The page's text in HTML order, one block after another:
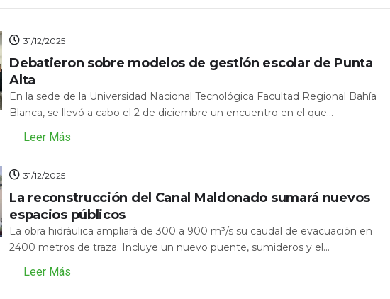
31/12/2025
Debatieron sobre modelos de gestión escolar de Punta
Alta
En la sede de la Universidad Nacional Tecnológica Facultad Regional Bahía
Blanca, se llevó a cabo el 2 de diciembre un encuentro en el que...
Leer Más
31/12/2025
La reconstrucción del Canal Maldonado sumará nuevos
espacios públicos
La obra hidráulica ampliará de 300 a 900 m³/s su caudal de evacuación en
2400 metros de traza. Incluye un nuevo puente, sumideros y el...
Leer Más